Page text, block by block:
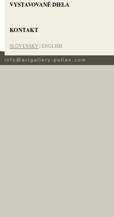
VYSTAVOVANÉ DIELA
KONTAKT
SLOVENSKY ENGLISH
info@artgallery-pallas.com